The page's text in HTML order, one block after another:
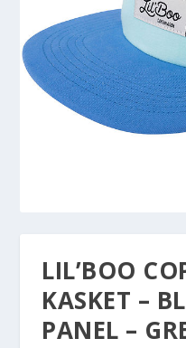
LIL’BOO
KASKET –
PANEL –